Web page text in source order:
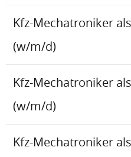
Kfz-Mechatroniker
(w/m/d)
Kfz-Mechatroniker
(w/m/d)
Kfz-Mechatroniker